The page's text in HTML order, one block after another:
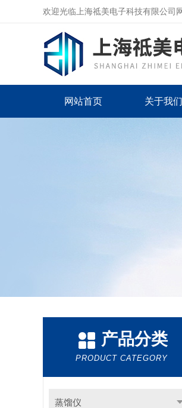
欢迎光临上海祗美电子科技有限公司
网站首页 关于我们
产品分类
PRODUCT CATEGORY
蒸馏仪